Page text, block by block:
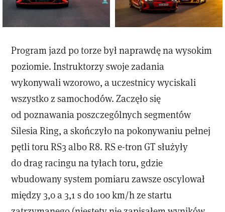
Program jazd po torze był naprawdę na wysokim
poziomie. Instruktorzy swoje zadania
wykonywali wzorowo, a uczestnicy wyciskali
wszystko z samochodów. Zaczęło się
od poznawania poszczególnych segmentów
Silesia Ring, a skończyło na pokonywaniu pełnej
pętli toru RS3 albo R8. RS e-tron GT służyły
do drag racingu na tyłach toru, gdzie
wbudowany system pomiaru zawsze oscylował
między 3,0 a 3,1 s do 100 km/h ze startu